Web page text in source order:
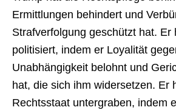
Ermittlungen behindert und
Strafverfolgung geschützt hat. Er
politisiert, indem er Loyalität
Unabhängigkeit belohnt und
hat, die sich ihm widersetzen. Er
Rechtsstaat untergraben, indem